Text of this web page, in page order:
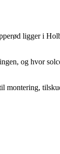
ligger i
og hvor